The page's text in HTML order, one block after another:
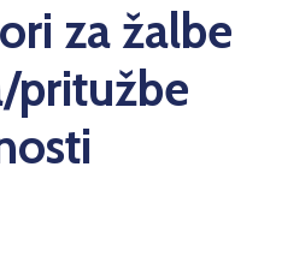
za žalbe
pritužbe